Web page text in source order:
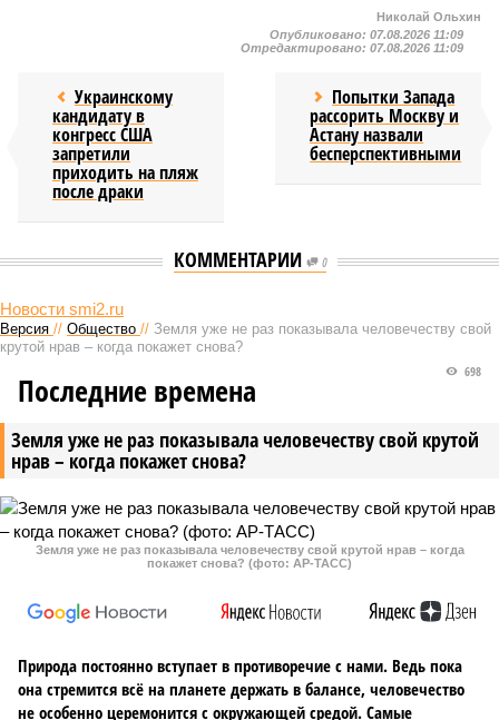
Николай Ольхин
Опубликовано: 07.08.2026 11:09
Отредактировано: 07.08.2026 11:09
Украинскому
кандидату в
конгресс США
запретили
приходить на пляж
после драки
Попытки Запада
рассорить Москву и
Астану назвали
бесперспективными
КОММЕНТАРИИ 0
Новости smi2.ru
Версия // Общество // Земля уже не раз показывала человечеству свой
крутой нрав – когда покажет снова?
Земля уже не раз показывала человечеству свой крутой
нрав – когда покажет снова?
698
Последние времена
Земля уже не раз показывала человечеству свой крутой нрав – когда
покажет снова? (фото: АР-ТАСС)
Природа постоянно вступает в противоречие с нами. Ведь пока
она стремится всё на планете держать в балансе, человечество
не особенно церемонится с окружающей средой. Самые